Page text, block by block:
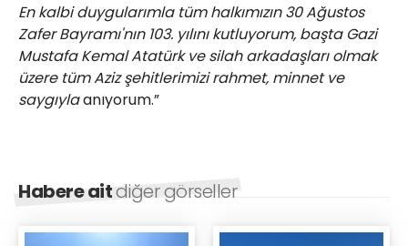
En kalbi duygularımla tüm halkımızın 30 Ağustos
Zafer Bayramı'nın 103. yılını kutluyorum, başta Gazi
Mustafa Kemal Atatürk ve silah arkadaşları olmak
üzere tüm Aziz şehitlerimizi rahmet, minnet ve
saygıylaanıyorum.”
Habere aitdiğer görseller